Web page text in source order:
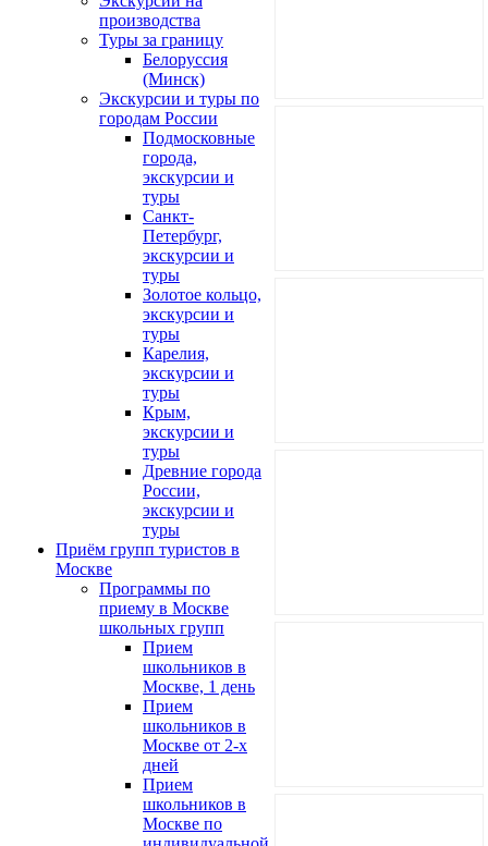
производства
Туры за границу
Белоруссия
(Минск)
Экскурсии и туры по
городам России
Подмосковные
города,
экскурсии и
туры
Санкт-
Петербург,
экскурсии и
туры
Золотое кольцо,
экскурсии и
туры
Карелия,
экскурсии и
туры
Крым,
экскурсии и
туры
Древние города
России,
экскурсии и
туры
Приём групп туристов в
Москве
Программы по
приему в Москве
школьных групп
Прием
школьников в
Москве, 1 день
Прием
школьников в
Москве от 2-х
дней
Прием
школьников в
Москве по